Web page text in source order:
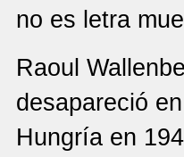
no es letra
Raoul
desapareció en
Hungría en